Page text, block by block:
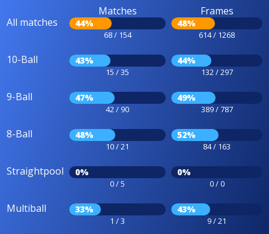
All matches
Matches
44%
68 / 154
Frames
48%
614 / 1268
10-Ball 43%
15 / 35
44%
132 / 297
9-Ball 47%
42 / 90
49%
389 / 787
8-Ball 48%
10 / 21
52%
84 / 163
Straightpool 0%
0 / 5
0%
0 / 0
Multiball 33%
1 / 3
43%
9 / 21